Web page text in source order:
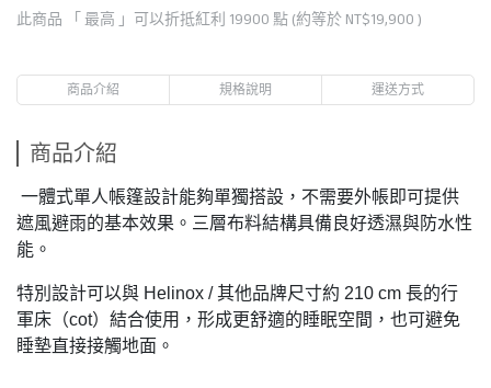
此商品 「 最高 」可以折抵紅利 19900 點 (約等於 NT$19,900 )
商品介紹 規格說明 運送方式
商品介紹
一體式單人帳篷設計能夠單獨搭設，不需要外帳即可提供
遮風避雨的基本效果。三層布料結構具備良好透濕與防水性
能。
特別設計可以與 Helinox / 其他品牌尺寸約 210 cm 長的行
軍床（cot）結合使用，形成更舒適的睡眠空間，也可避免
睡墊直接接觸地面。